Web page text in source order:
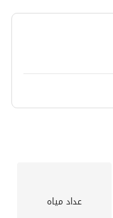
عداد مياه